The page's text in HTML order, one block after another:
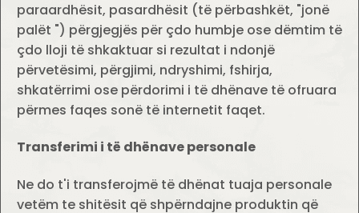
paraardhësit, pasardhësit (të përbashkët, "jonë
palët ") përgjegjës për çdo humbje ose dëmtim të
çdo lloji të shkaktuar si rezultat i ndonjë
përvetësimi, përgjimi, ndryshimi, fshirja,
shkatërrimi ose përdorimi i të dhënave të ofruara
përmes faqes sonë të internetit faqet.
Transferimi i të dhënave personale
Ne do t'i transferojmë të dhënat tuaja personale
vetëm te shitësit që shpërndajne produktin që